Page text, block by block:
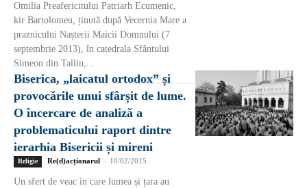
Omilia Preafericitului Patriarh Ecumenic,
kir Bartolomeu, ținută după Vecernia Mare a
praznicului Nașterii Maicii Domnului (7
septembrie 2013), în catedrala Sfântului
Simeon din Tallin,...
Biserica, „laicatul ortodox” și
provocările unui sfârșit de lume.
O încercare de analiză a
problematicului raport dintre
ierarhia Bisericii și mireni
Religie Re(d)acționarul - 10/02/2015
Un sfert de veac în care lumea și țara au